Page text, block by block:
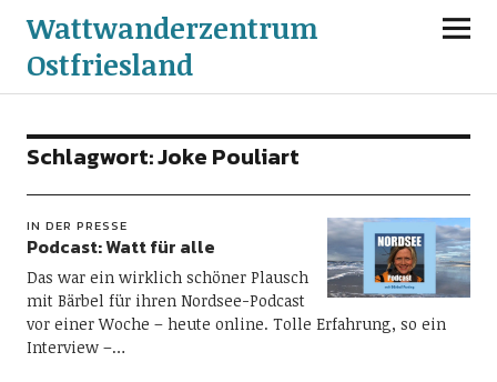
Wattwanderzentrum
Ostfriesland
Schlagwort:Joke Pouliart
IN DER PRESSE
Podcast: Watt für alle
Das war ein wirklich schöner Plausch
mit Bärbel für ihren Nordsee-Podcast
vor einer Woche – heute online. Tolle Erfahrung, so ein
Interview –…